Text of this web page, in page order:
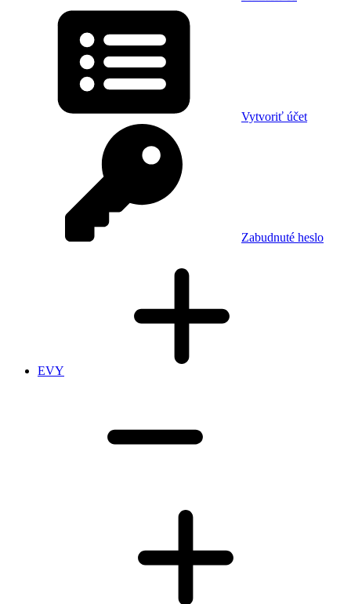
Vytvoriť účet
Zabudnuté heslo
EVY